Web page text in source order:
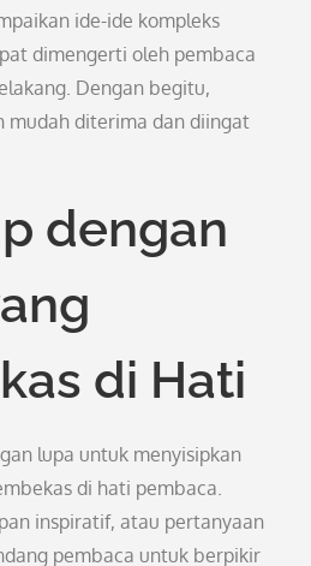
ide-ide kompleks
dimengerti oleh pembaca
Dengan begitu,
mudah diterima dan diingat
dengan
di Hati
lupa untuk menyisipkan
di hati pembaca.
inspiratif, atau pertanyaan
pembaca untuk berpikir